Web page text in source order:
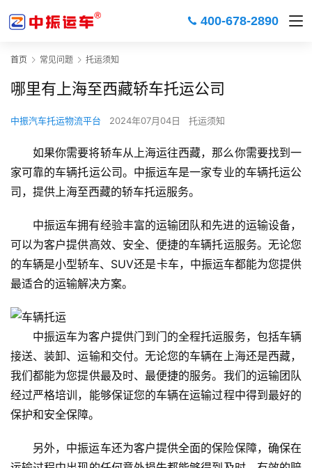
400-678-2890
首页 常见问题 托运须知
哪里有上海至西藏轿车托运公司
中振汽车托运物流平台 2024年07月04日 托运须知
如果你需要将轿车从上海运往西藏，那么你需要找到一
家可靠的车辆托运公司。中振运车是一家专业的车辆托运公
司，提供上海至西藏的轿车托运服务。
中振运车拥有经验丰富的运输团队和先进的运输设备，
可以为客户提供高效、安全、便捷的车辆托运服务。无论您
的车辆是小型轿车、SUV还是卡车，中振运车都能为您提供
最适合的运输解决方案。
中振运车为客户提供门到门的全程托运服务，包括车辆
接送、装卸、运输和交付。无论您的车辆在上海还是西藏，
我们都能为您提供最及时、最便捷的服务。我们的运输团队
经过严格培训，能够保证您的车辆在运输过程中得到最好的
保护和安全保障。
另外，中振运车还为客户提供全面的保险保障，确保在